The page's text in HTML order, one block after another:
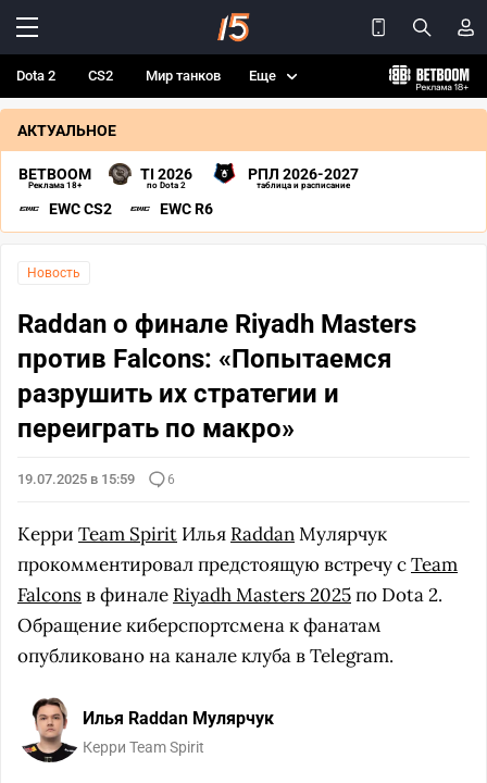
Dota 2 CS2 Мир танков Еще
АКТУАЛЬНОЕ
BETBOOM
Реклама 18+
TI 2026
по Dota 2
РПЛ 2026-2027
таблица и расписание
EWC CS2 EWC R6
Новость
Raddan о финале Riyadh Masters
против Falcons: «Попытаемся
разрушить их стратегии и
переиграть по макро»
19.07.2025 в 15:59 6
Керри Team Spirit Илья RaddanМулярчук
прокомментировал предстоящую встречу сTeam
Falconsв финале Riyadh Masters 2025по Dota 2.
Обращение киберспортсмена к фанатам
опубликовано на канале клуба в Telegram.
Илья Raddan Мулярчук
Керри Team Spirit